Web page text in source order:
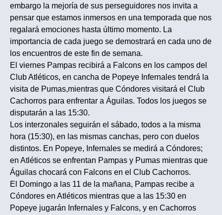
embargo la mejoría de sus perseguidores nos invita a
pensar que estamos inmersos en una temporada que nos
regalará emociones hasta último momento. La
importancia de cada juego se demostrará en cada uno de
los encuentros de este fin de semana.
El viernes Pampas recibirá a Falcons en los campos del
Club Atléticos, en cancha de Popeye Infernales tendrá la
visita de Pumas,mientras que Cóndores visitará el Club
Cachorros para enfrentar a Águilas. Todos los juegos se
disputarán a las 15:30.
Los interzonales seguirán el sábado, todos a la misma
hora (15:30), en las mismas canchas, pero con duelos
distintos. En Popeye, Infernales se medirá a Cóndores;
en Atléticos se enfrentan Pampas y Pumas mientras que
Águilas chocará con Falcons en el Club Cachorros.
El Domingo a las 11 de la mañana, Pampas recibe a
Cóndores en Atléticos mientras que a las 15:30 en
Popeye jugarán Infernales y Falcons, y en Cachorros